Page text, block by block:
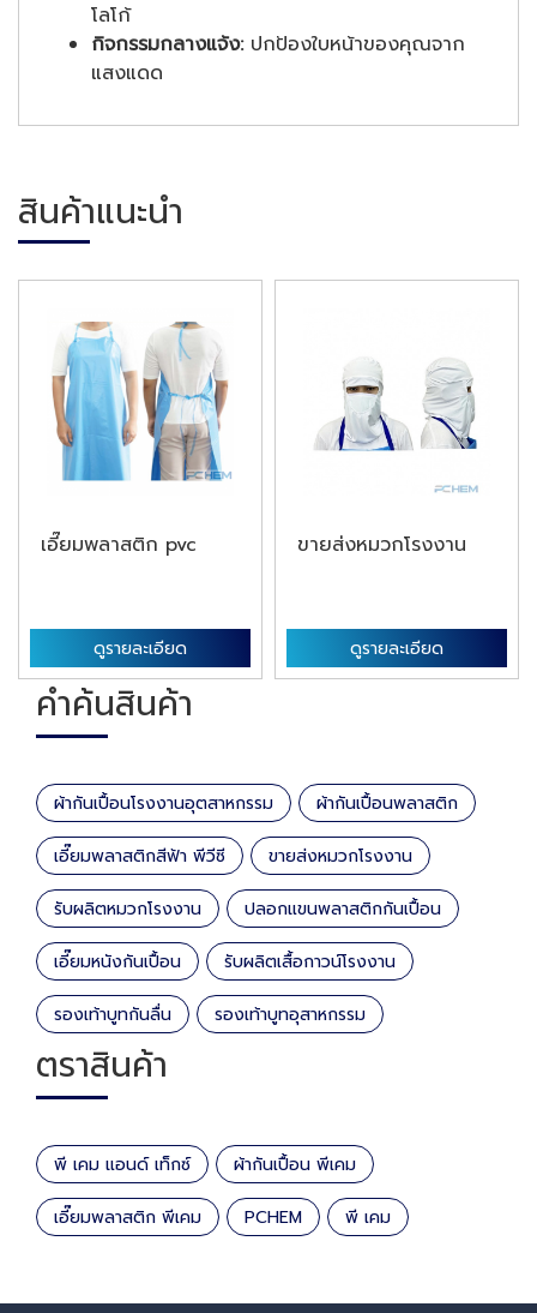
โลโก้
กิจกรรมกลางแจ้ง:ปกป้องใบหน้าของคุณจาก
แสงแดด
สินค้าแนะนำ
เอี๊ยมพลาสติก pvc
ดูรายละเอียด
ขายส่งหมวกโรงงาน
ดูรายละเอียด
คำค้นสินค้า
ผ้ากันเปื้อนโรงงานอุตสาหกรรม ผ้ากันเปื้อนพลาสติก
เอี๊ยมพลาสติกสีฟ้า พีวีซี ขายส่งหมวกโรงงาน
รับผลิตหมวกโรงงาน ปลอกแขนพลาสติกกันเปื้อน
เอี๊ยมหนังกันเปื้อน รับผลิตเสื้อกาวน์โรงงาน
รองเท้าบูทกันลื่น รองเท้าบูทอุสาหกรรม
ตราสินค้า
พี เคม แอนด์ เท็กซ์ ผ้ากันเปื้อน พีเคม
เอี๊ยมพลาสติก พีเคม PCHEM พี เคม